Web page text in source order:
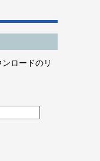
ロードのリ